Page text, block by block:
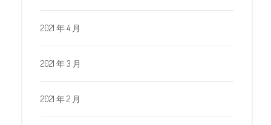
2021 年 4 月
2021 年 3 月
2021 年 2 月